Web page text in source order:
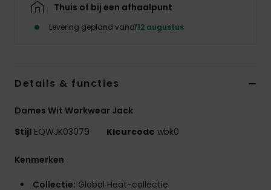
Thuis of bij een afhaalpunt
Levering gepland vanaf12 augustus
Details & functies
Dames Wit Workwear Jack
Stijl EQWJK03079 Kleurcode wbk0
Kenmerken
Collectie: Global Heat-collectie